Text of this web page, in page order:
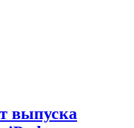
выпуска